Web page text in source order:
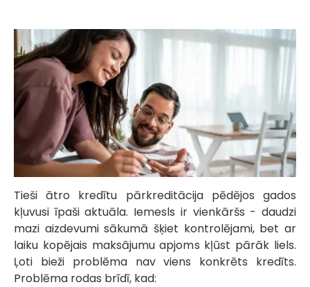
Tieši ātro kredītu pārkreditācija pēdējos gados
kļuvusi īpaši aktuāla. Iemesls ir vienkāršs - daudzi
mazi aizdevumi sākumā šķiet kontrolējami, bet ar
laiku kopējais maksājumu apjoms kļūst pārāk liels.
Ļoti bieži problēma nav viens konkrēts kredīts.
Problēma rodas brīdī, kad: